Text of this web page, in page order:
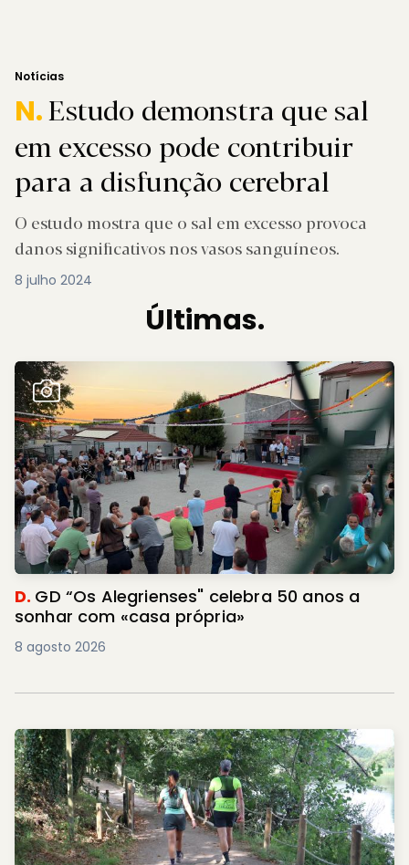
Notícias
N.Estudo demonstra que sal
em excesso pode contribuir
para a disfunção cerebral
O estudo mostra que o sal em excesso provoca
danos significativos nos vasos sanguíneos.
8 julho 2024
Últimas.
D. GD “Os Alegrienses" celebra 50 anos a
sonhar com «casa própria»
8 agosto 2026